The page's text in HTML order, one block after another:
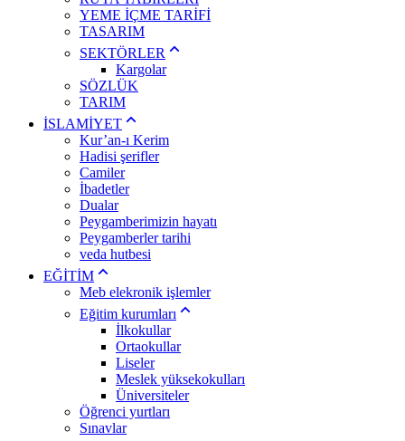
YEME İÇME TARİFİ
TASARIM
SEKTÖRLER
Kargolar
SÖZLÜK
TARIM
İSLAMİYET
Kur’an-ı Kerim
Hadisi şerifler
Camiler
İbadetler
Dualar
Peygamberimizin hayatı
Peygamberler tarihi
veda hutbesi
EĞİTİM
Meb elekronik işlemler
Eğitim kurumları
İlkokullar
Ortaokullar
Liseler
Meslek yüksekokulları
Üniversiteler
Öğrenci yurtları
Sınavlar